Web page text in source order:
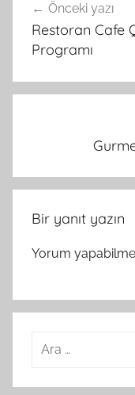
gezinmesi
Önceki yazı
Restoran Cafe
Programı
Bir yanıt yazın
Yorum
Arama: